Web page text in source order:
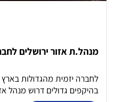
מנהל.ת אזור ירושלים
לחברה יזמית מהגדולות
בהיקפים גדולים דרוש מנהל